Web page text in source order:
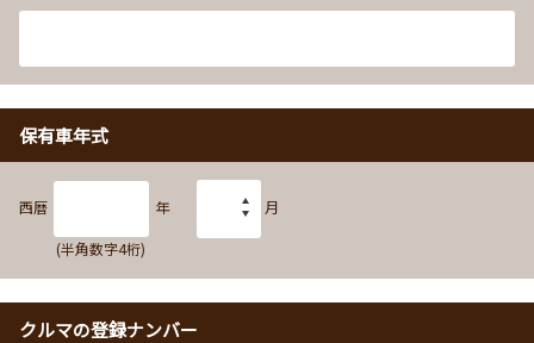
保有車年式
西暦 年
(半角数字4桁)
月
クルマの登録ナンバー